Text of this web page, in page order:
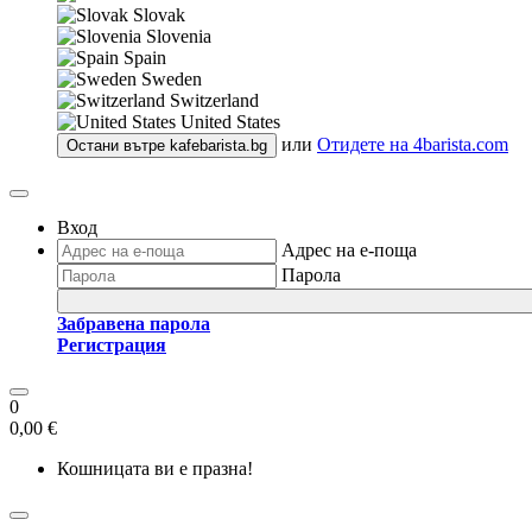
Slovak
Slovenia
Spain
Sweden
Switzerland
United States
Остани вътре kafebarista.bg или Отидете на 4barista.com
Вход
Адрес на е-поща
Парола
Забравена парола
Регистрация
0
0,00 €
Кошницата ви е празна!